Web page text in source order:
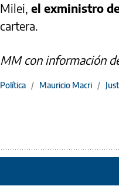
Milei, el exministro
cartera.
MM con información
Política / Mauricio Macri /